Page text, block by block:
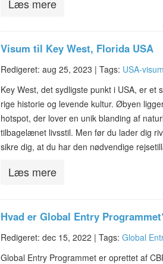
Læs mere
Visum til Key West, Florida USA
Redigeret: aug 25, 2023 | Tags: USA-visum
Key West, det sydligste punkt i USA, er et
rige historie og levende kultur. Øbyen
hotspot, der lover en unik blanding af
tilbagelænet livsstil. Men før du lader dig
sikre dig, at du har den nødvendige
Læs mere
Hvad er Global Entry
Redigeret: dec 15, 2022 | Tags: Global
Global Entry Programmet er oprettet af